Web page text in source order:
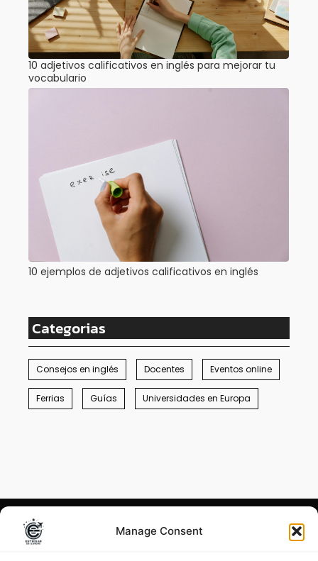
Manage Consent
10 adjetivos calificativos en inglés para mejorar tu
vocabulario
10 ejemplos de adjetivos calificativos en inglés
Categorias
Consejos en inglés Docentes Eventos online
Ferrias Guías Universidades en Europa